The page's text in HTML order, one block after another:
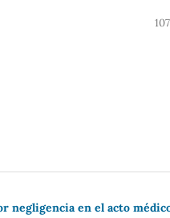
negligencia en el acto